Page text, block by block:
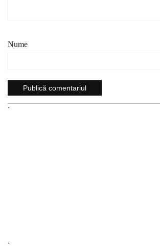
Nume
`
`